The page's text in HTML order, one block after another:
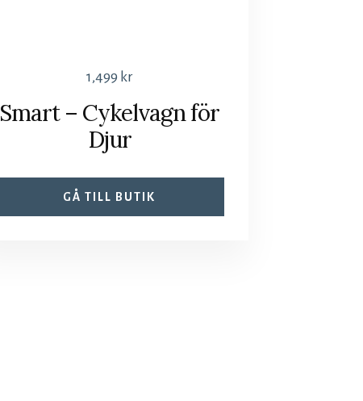
1,499 kr
Smart – Cykelvagn för
Djur
GÅ TILL BUTIK